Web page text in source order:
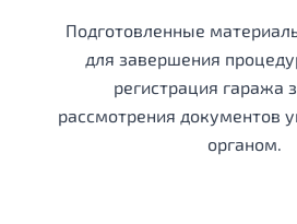
Подготовленные
для завершения
регистрация гаража
рассмотрения документов
органом.